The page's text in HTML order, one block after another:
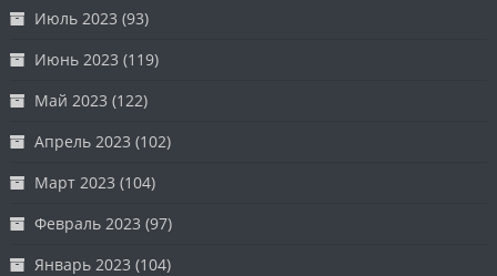
Июль 2023 (93)
Июнь 2023 (119)
Май 2023 (122)
Апрель 2023 (102)
Март 2023 (104)
Февраль 2023 (97)
Январь 2023 (104)